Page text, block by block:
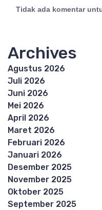
Tidak ada komentar
Archives
Agustus 2026
Juli 2026
Juni 2026
Mei 2026
April 2026
Maret 2026
Februari 2026
Januari 2026
Desember 2025
November 2025
Oktober 2025
September 2025